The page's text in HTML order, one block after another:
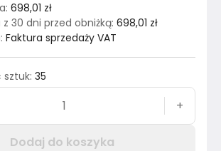
: 698,01 zł
z 30 dni przed obniżką: 698,01 zł
: Faktura sprzedaży VAT
sztuk: 35
+
Dodaj do koszyka